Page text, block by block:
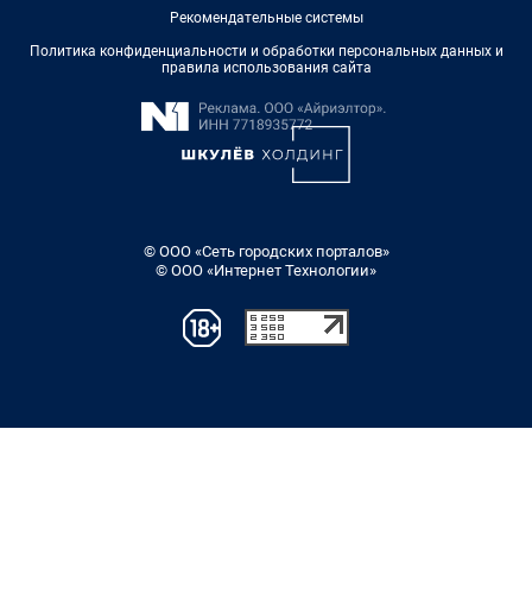
Рекомендательные системы
Политика конфиденциальности и обработки персональных данных и
правила использования сайта
© ООО «Сеть городских порталов»
© ООО «Интернет Технологии»